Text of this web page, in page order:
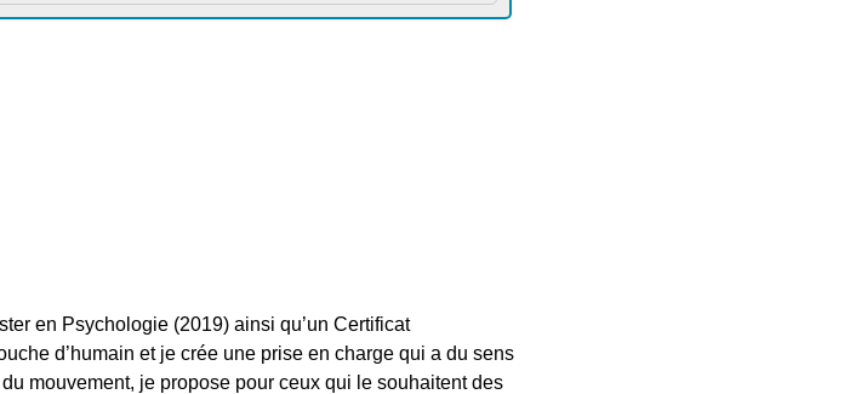
en Psychologie (2019) ainsi qu’un Certificat
d’humain et je crée une prise en charge qui a du sens
mouvement, je propose pour ceux qui le souhaitent des